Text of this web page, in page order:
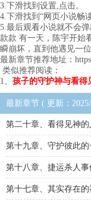
3.下滑找到设置,点击。
4.下滑找到“网页小说畅
5.最后观看小说就不会弹
款款 有一天，陈宇开始
瞬崩坏，直到他遇见一
最新章节推荐地址：
类似推荐阅读：
1、 孩子的守护神与看得
最新章节 ( 更新：
第二十章、看得见神
第十九章、守护彼此
第十八章、捷运杀人
第十七章、其实存在